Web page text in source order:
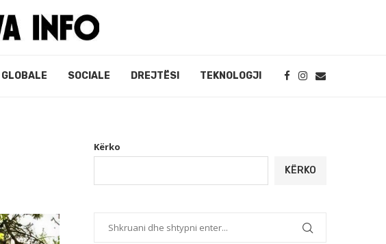
GLOBALE SOCIALE DREJTËSI TEKNOLOGJI
Kërko
KËRKO